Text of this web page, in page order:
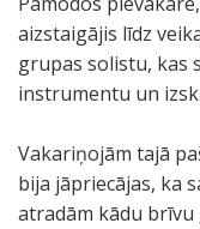
aizstaigājis līdz
grupas solistu, kas
instrumentu un
Vakariņojām tajā
bija jāpriecājas, ka
atradām kādu brīvu